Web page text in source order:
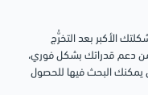
الأكبر بعد التخرُّج
دعم قدراتك بشكل فوري،
يمكنك البحث فيها للحصول